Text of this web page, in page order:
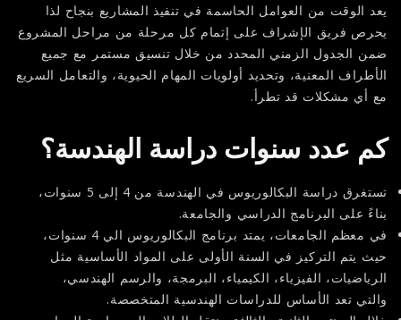
يعد الوقت من العوامل الحاسمة في تنفيذ المشاريع بنجاح لذا
يحرص فريق الإشراف على إتمام كل مرحلة من مراحل المشروع
ضمن الجدول الزمني المحدد من خلال تنسيق مستمر مع جميع
الأطراف المعنية، وتحديد أولويات المهام الحيوية، والتعامل السريع
مع أي مشكلات قد تطرأ.
كم عدد سنوات دراسة الهندسة؟
تستغرق دراسة البكالوريوس في الهندسة من 4 إلى 5 سنوات،
بناءً على البرنامج الدراسي والجامعة.
في معظم الجامعات، يمتد برنامج البكالوريوس الي 4 سنوات،
حيث يتم التركيز في السنة الأولى على المواد الأساسية مثل
الرياضيات، الفيزياء، الكيمياء، البرمجة، والرسم الهندسي،
والتي تعد الأساس للدراسات الهندسية المتخصصة.